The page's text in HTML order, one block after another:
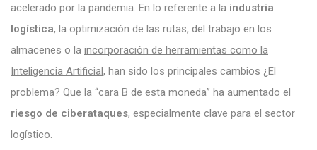
acelerado por la pandemia. En lo referente a la industria
logística, la optimización de las rutas, del trabajo en los
almacenes o la incorporación de herramientas como la
Inteligencia Artificial, han sido los principales cambios ¿El
problema? Que la “cara B de esta moneda” ha aumentado el
riesgo de ciberataques, especialmente clave para el sector
logístico.